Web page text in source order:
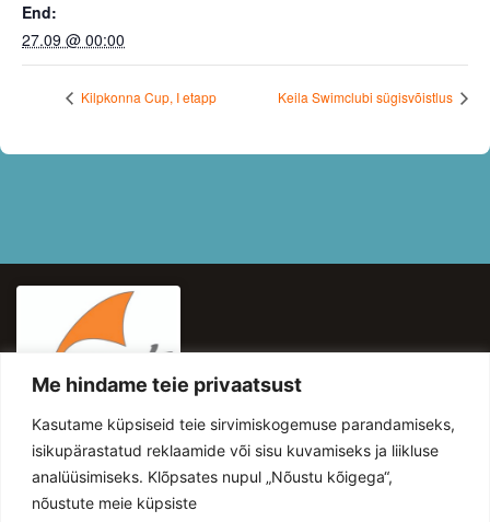
Me hindame teie privaatsust
Kasutame küpsiseid teie sirvimiskogemuse parandamiseks,
isikupärastatud reklaamide või sisu kuvamiseks ja liikluse
analüüsimiseks. Klõpsates nupul „Nõustu kõigega“,
nõustute meie küpsiste
End:
27.09 @ 00:00
Kilpkonna Cup, I etapp Keila Swimclubi sügisvõistlus
KASULIKUD LINGID
HINNAKIRI
UUDISED